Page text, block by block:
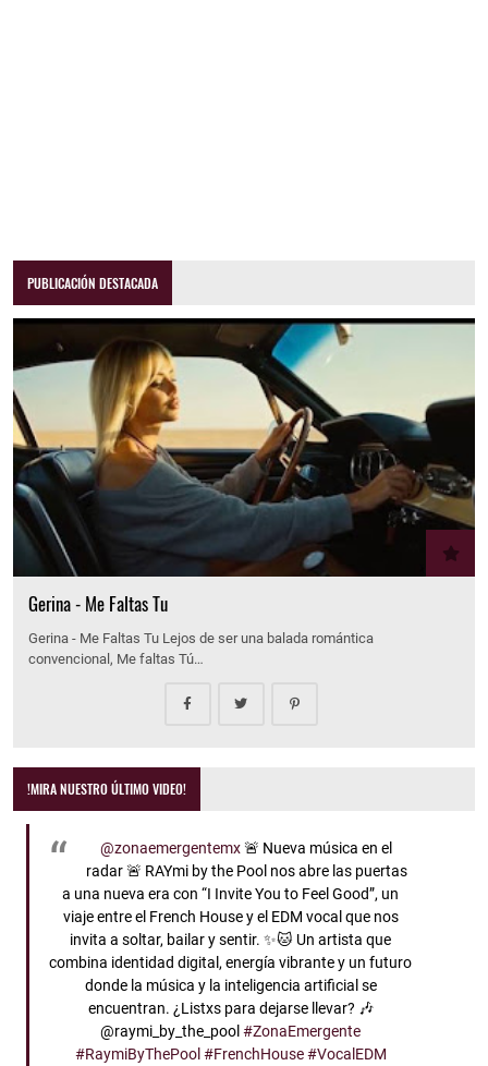
PUBLICACIÓN DESTACADA
Gerina - Me Faltas Tu
Gerina - Me Faltas Tu Lejos de ser una balada romántica
convencional, Me faltas Tú…
!MIRA NUESTRO ÚLTIMO VIDEO!
@zonaemergentemx🚨 Nueva música en el
radar 🚨 RAYmi by the Pool nos abre las puertas
a una nueva era con “I Invite You to Feel Good”, un
viaje entre el French House y el EDM vocal que nos
invita a soltar, bailar y sentir. ✨🐱 Un artista que
combina identidad digital, energía vibrante y un futuro
donde la música y la inteligencia artificial se
encuentran. ¿Listxs para dejarse llevar? 🎶
@raymi_by_the_pool#ZonaEmergente
#RaymiByThePool #FrenchHouse #VocalEDM